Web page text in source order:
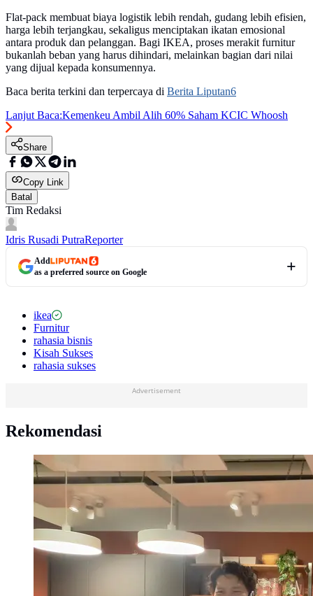
Flat-pack membuat biaya logistik lebih rendah, gudang lebih efisien,
harga lebih terjangkau, sekaligus menciptakan ikatan emosional
antara produk dan pelanggan. Bagi IKEA, proses merakit furnitur
bukanlah beban yang harus dihindari, melainkan bagian dari nilai
yang dijual kepada konsumennya.
Baca berita terkini dan terpercaya di Berita Liputan6
Lanjut Baca:Kemenkeu Ambil Alih 60% Saham KCIC Whoosh
Share
Copy Link
Batal
Tim Redaksi
Idris Rusadi PutraReporter
Add
as a preferred source on Google
ikea
Furnitur
rahasia bisnis
Kisah Sukses
rahasia sukses
Advertisement
Rekomendasi